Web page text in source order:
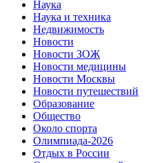
Наука
Наука и техника
Недвижимость
Новости
Новости ЗОЖ
Новости медицины
Новости Москвы
Новости путешествий
Образование
Общество
Около спорта
Олимпиада-2026
Отдых в России